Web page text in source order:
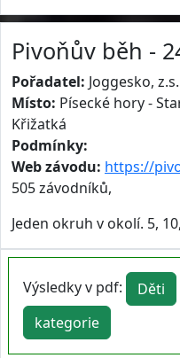
Pivoňův běh -
Pořadatel: Joggesko, z.s.
Místo: Písecké hory -
Křižatká
Podmínky:
Web závodu: https://
505 závodníků,
Jeden okruh v okolí. 5,
Výsledky v pdf: Děti
kategorie